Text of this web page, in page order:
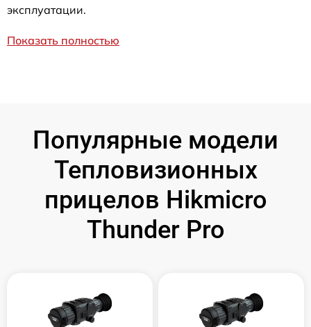
эксплуатации.
Показать полностью
Популярные модели
Тепловизионных
прицелов Hikmicro
Thunder Pro